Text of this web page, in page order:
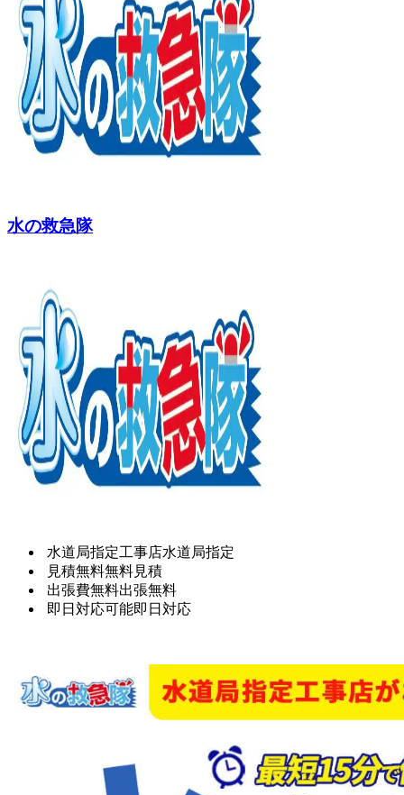
水の救急隊
水道局指定工事店水道局指定
見積無料無料見積
出張費無料出張無料
即日対応可能即日対応